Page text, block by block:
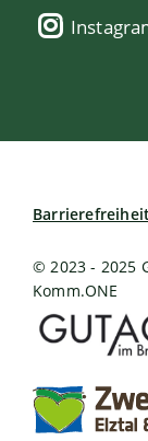
© 2023 - 2025
Komm.ONE